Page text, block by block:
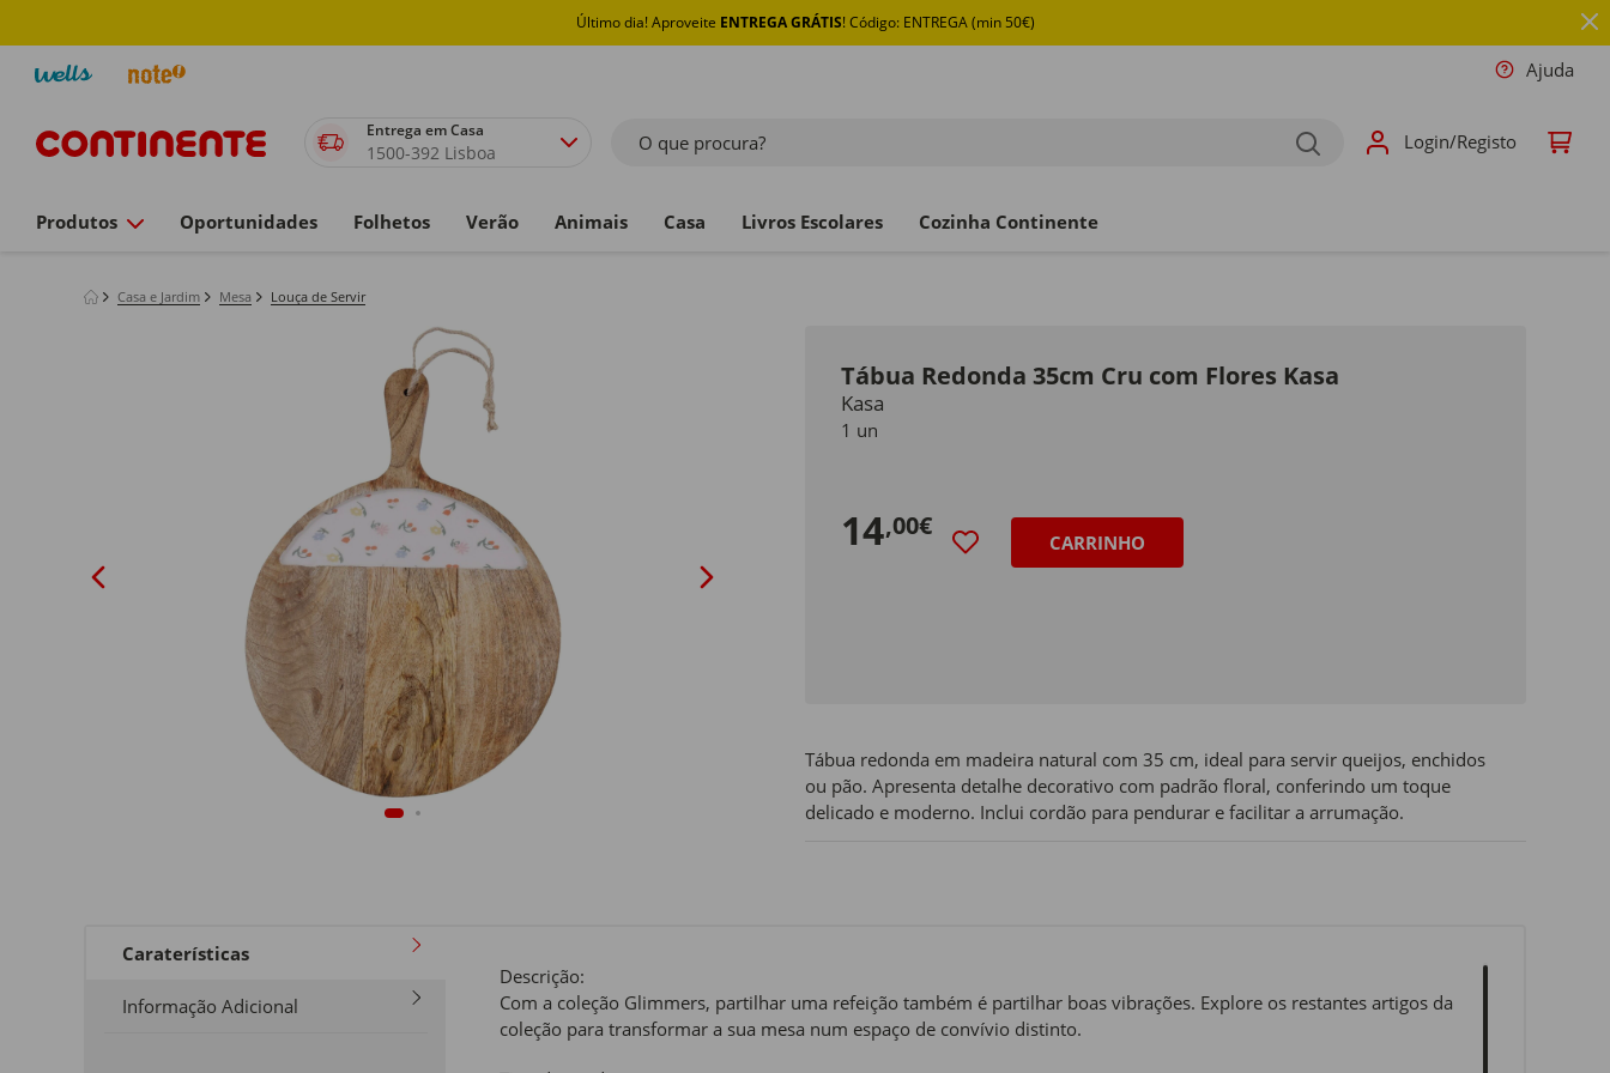
Último dia! Aproveite ENTREGA GRÁTIS! Código: ENTREGA (min 50€)
Ajuda
Entrega em Casa
1500-392 Lisboa O que procura? Login/Registo
Produtos Oportunidades Folhetos Verão Animais Casa Livros Escolares Cozinha Continente
Casa e Jardim Mesa Louça de Servir
Tábua Redonda 35cm Cru com Flores Kasa
Kasa
1 un
14,00€
CARRINHO
Tábua redonda em madeira natural com 35 cm, ideal para servir queijos, enchidos
ou pão. Apresenta detalhe decorativo com padrão floral, conferindo um toque
delicado e moderno. Inclui cordão para pendurar e facilitar a arrumação.
Caraterísticas
Informação Adicional
Descrição:
Com a coleção Glimmers, partilhar uma refeição também é partilhar boas vibrações. Explore os restantes artigos da
coleção para transformar a sua mesa num espaço de convívio distinto.